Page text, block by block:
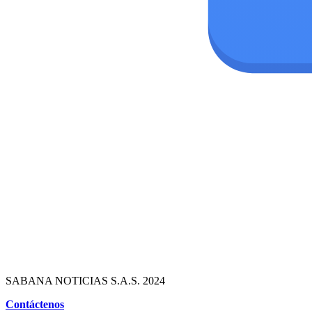
SABANA NOTICIAS S.A.S. 2024
Contáctenos